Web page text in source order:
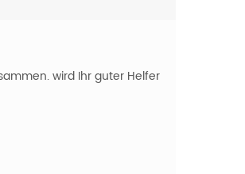
wird Ihr guter Helfer